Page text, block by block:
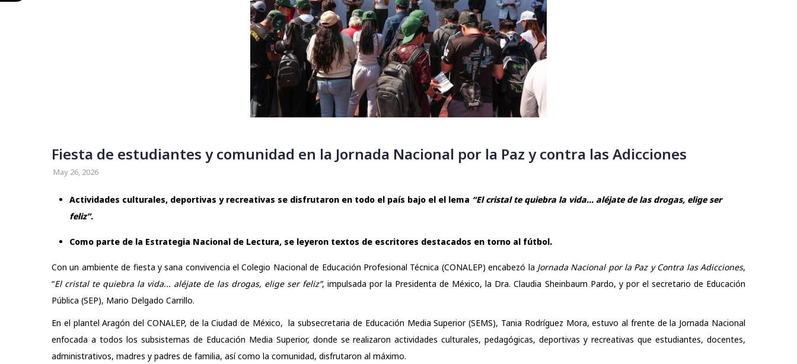
Fiesta de estudiantes y comunidad en la Jornada Nacional por la Paz y contra las Adicciones
May 26, 2026
Actividades culturales, deportivas y recreativas se disfrutaron en todo el país bajo el el lema “El cristal te quiebra la vida... aléjate de las drogas, elige ser
feliz”.
Como parte de la Estrategia Nacional de Lectura, se leyeron textos de escritores destacados en torno al fútbol.
Con un ambiente de fiesta y sana convivencia el Colegio Nacional de Educación Profesional Técnica (CONALEP) encabezó la Jornada Nacional por la Paz y Contra las Adicciones,
“El cristal te quiebra la vida... aléjate de las drogas, elige ser feliz”, impulsada por la Presidenta de México, la Dra. Claudia Sheinbaum Pardo, y por el secretario de Educación
Pública (SEP), Mario Delgado Carrillo.
En el plantel Aragón del CONALEP, de la Ciudad de México, la subsecretaria de Educación Media Superior (SEMS), Tania Rodríguez Mora, estuvo al frente de la Jornada Nacional
enfocada a todos los subsistemas de Educación Media Superior, donde se realizaron actividades culturales, pedagógicas, deportivas y recreativas que estudiantes, docentes,
administrativos, madres y padres de familia, así como la comunidad, disfrutaron al máximo.